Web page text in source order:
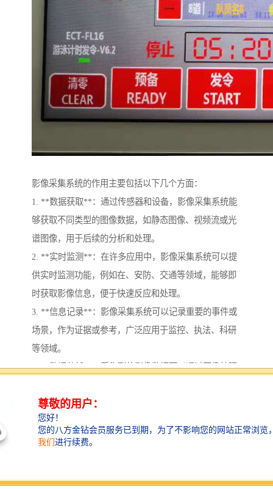
影像采集系统的作用主要包括以下几个方面：
1. **数据获取**：通过传感器和设备，影像采集系统能
够获取不同类型的图像数据，如静态图像、视频流或光
谱图像，用于后续的分析和处理。
2. **实时监测**：在许多应用中，影像采集系统可以提
供实时监测功能，例如在、安防、交通等领域，能够即
时获取影像信息，便于快速反应和处理。
3. **信息记录**：影像采集系统可以记录重要的事件或
场景，作为证据或参考，广泛应用于监控、执法、科研
等领域。
4. **数据分析**：采集到的影像数据可以通过图像处理
体识别、运动检测、异常行为分析等。
5. **决策**：通过影像数据的分析结果，可以为管理和
决策提供依据，帮助用户做出更科学、准确的判断。